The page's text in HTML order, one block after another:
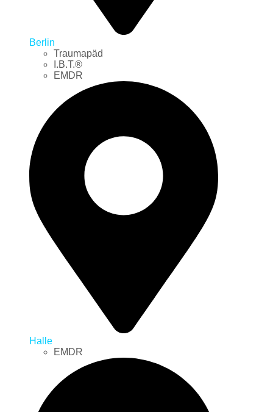
Berlin
Traumapäd
I.B.T.®
EMDR
Halle
EMDR